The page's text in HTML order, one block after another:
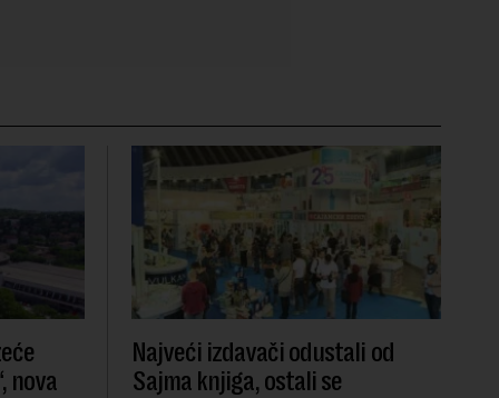
nova
Najveći izdavači odustali od
Sajma knjiga, ostali se